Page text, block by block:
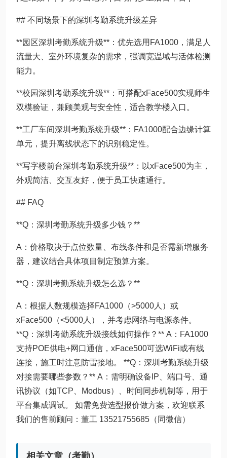
## 不同场景下的深圳考勤系统升级差异
**园区深圳考勤系统升级**：优先选用FA1000，满足人
流量大、室外环境复杂的需求，强调宽温域与活体检测
能力。
**校园深圳考勤系统升级**：可搭配xFace500实现师生
双模验证，兼顾美观与安全性，适合教学楼入口。
**工厂车间深圳考勤系统升级**：FA1000配合边缘计算
单元，提升离线状态下的识别稳定性。
**写字楼前台深圳考勤系统升级**：以xFace500为主，
外观简洁、交互友好，便于员工快速通行。
## FAQ
**Q：深圳考勤系统升级多少钱？**
A：价格取决于点位数量、布线条件和是否需新增服务
器，建议结合具体项目制定预算方案。
**Q：深圳考勤系统升级怎么选？**
A：根据人数规模选择FA1000（>5000人）或
xFace500（<5000人），并考虑网络与电源条件。
**Q：深圳考勤系统升级接线如何操作？** A：FA1000
支持POE供电+网口通信，xFace500可选WiFi或有线
连接，施工时注意防雷接地。 **Q：深圳考勤系统升级
对接需要哪些参数？** A：需明确设备IP、端口号、通
讯协议（如TCP、Modbus）、时间同步机制等，用于
平台集成调试。 如需免费选型报价做方案，欢迎联系
我们的售前顾问：董工 13521755685（同微信）
相关文章（考勤）